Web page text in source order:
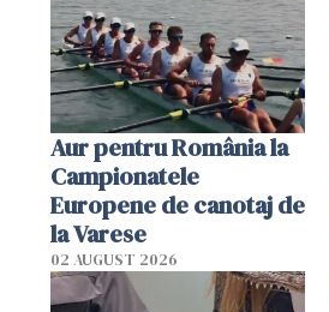
Aur pentru România la
Campionatele
Europene de canotaj de
la Varese
02 AUGUST 2026